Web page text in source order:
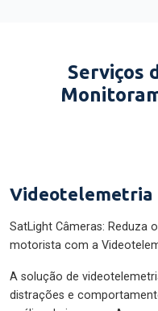
Serviços
Videotelemetria
SatLight Câmeras: Reduza
motorista com a
A solução de
distrações e